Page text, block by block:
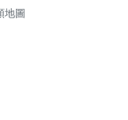
地圖